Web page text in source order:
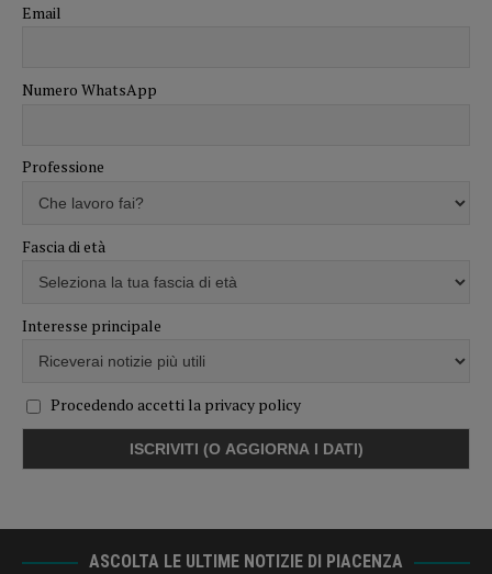
Email
Numero WhatsApp
Professione
Fascia di età
Interesse principale
Procedendo accetti la privacy policy
ASCOLTA LE ULTIME NOTIZIE DI PIACENZA